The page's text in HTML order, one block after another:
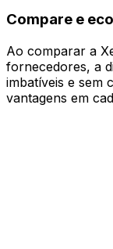
Compare e
Ao comparar a
fornecedores, a
imbatíveis e sem
vantagens em